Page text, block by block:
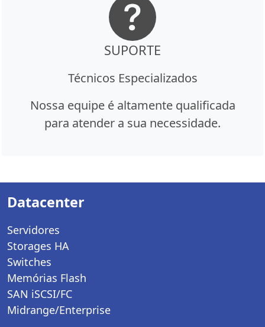
SUPORTE
Técnicos Especializados
Nossa equipe é altamente qualificada
para atender a sua necessidade.
Datacenter
Servidores
Storages HA
Switches
Memórias Flash
SAN iSCSI/FC
Midrange/Enterprise